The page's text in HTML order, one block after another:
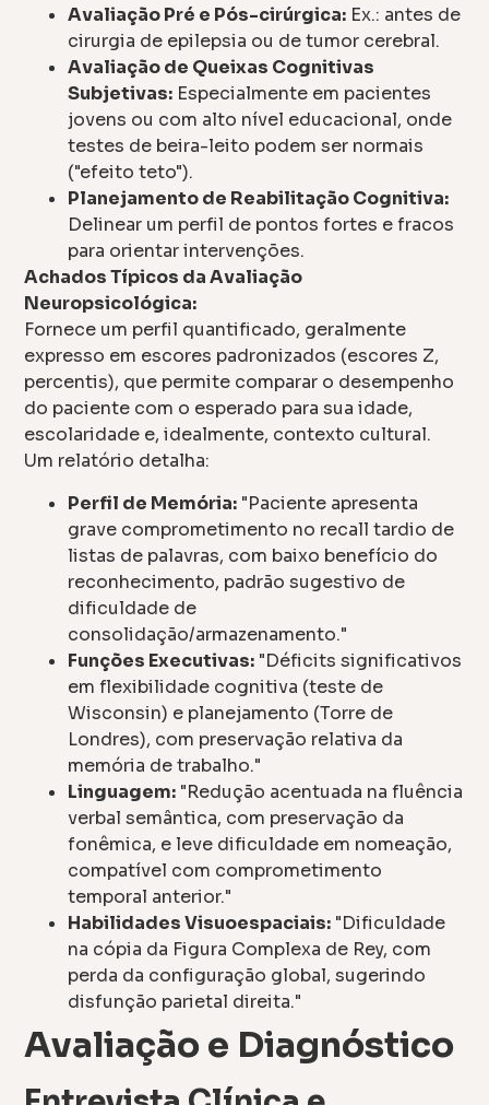
Avaliação Pré e Pós-cirúrgica: Ex.: antes de
cirurgia de epilepsia ou de tumor cerebral.
Avaliação de Queixas Cognitivas
Subjetivas: Especialmente em pacientes
jovens ou com alto nível educacional, onde
testes de beira-leito podem ser normais
("efeito teto").
Planejamento de Reabilitação Cognitiva:
Delinear um perfil de pontos fortes e fracos
para orientar intervenções.
Achados Típicos da Avaliação
Neuropsicológica:
Fornece um perfil quantificado, geralmente
expresso em escores padronizados (escores Z,
percentis), que permite comparar o desempenho
do paciente com o esperado para sua idade,
escolaridade e, idealmente, contexto cultural.
Um relatório detalha:
Perfil de Memória: "Paciente apresenta
grave comprometimento no recall tardio de
listas de palavras, com baixo benefício do
reconhecimento, padrão sugestivo de
dificuldade de
consolidação/armazenamento."
Funções Executivas: "Déficits significativos
em flexibilidade cognitiva (teste de
Wisconsin) e planejamento (Torre de
Londres), com preservação relativa da
memória de trabalho."
Linguagem: "Redução acentuada na fluência
verbal semântica, com preservação da
fonêmica, e leve dificuldade em nomeação,
compatível com comprometimento
temporal anterior."
Habilidades Visuoespaciais: "Dificuldade
na cópia da Figura Complexa de Rey, com
perda da configuração global, sugerindo
disfunção parietal direita."
Avaliação e Diagnóstico